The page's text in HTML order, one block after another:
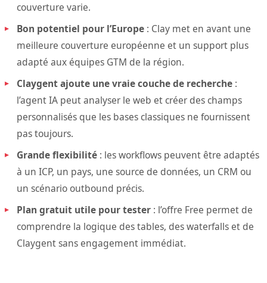
couverture varie.
Bon potentiel pour l’Europe : Clay met en avant une
meilleure couverture européenne et un support plus
adapté aux équipes GTM de la région.
Claygent ajoute une vraie couche de recherche :
l’agent IA peut analyser le web et créer des champs
personnalisés que les bases classiques ne fournissent
pas toujours.
Grande flexibilité : les workflows peuvent être adaptés
à un ICP, un pays, une source de données, un CRM ou
un scénario outbound précis.
Plan gratuit utile pour tester : l’offre Free permet de
comprendre la logique des tables, des waterfalls et de
Claygent sans engagement immédiat.